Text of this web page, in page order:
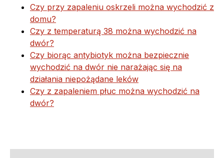
Czy przy zapaleniu oskrzeli można wychodzić z
domu?
Czy z temperaturą 38 można wychodzić na
dwór?
Czy biorąc antybiotyk można bezpiecznie
wychodzić na dwór nie narażając się na
działania niepożądane leków
Czy z zapaleniem płuc można wychodzić na
dwór?